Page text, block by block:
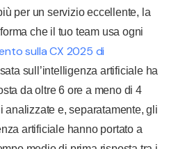
per un servizio eccellente, la
che il tuo team usa ogni
sulla CX 2025 di
sull’intelligenza artificiale ha
da oltre 6 ore a meno di 4
e, separatamente, gli
artificiale hanno portato a